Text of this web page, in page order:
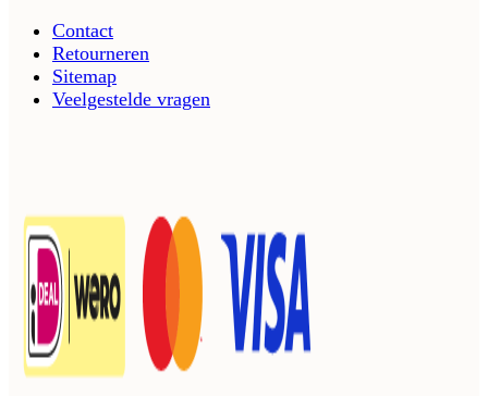
Contact
Retourneren
Sitemap
Veelgestelde vragen